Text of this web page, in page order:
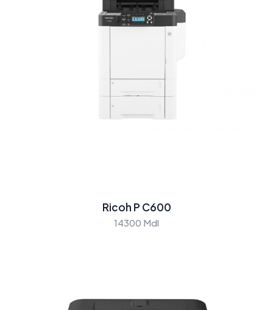
Ricoh P C600
14300 Mdl